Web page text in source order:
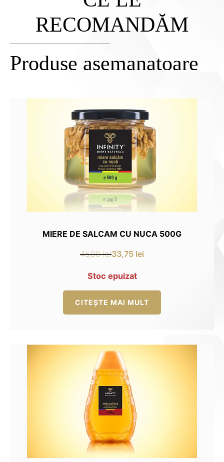
RECOMANDĂM
Produse asemanatoare
MIERE DE SALCAM CU NUCA 500G
45,00lei
Prețul
inițial
a
33,75 lei
Prețul
curent
este:
Stoc epuizat
CITEȘTE MAI MULT